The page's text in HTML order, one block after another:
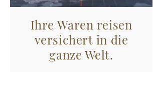
Ihre Waren reisen
versichert in die
ganze Welt.